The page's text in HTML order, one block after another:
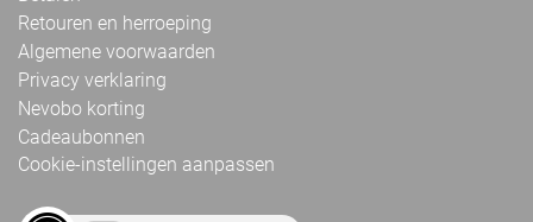
Retouren en herroeping
Algemene voorwaarden
Privacy verklaring
Nevobo korting
Cadeaubonnen
Cookie-instellingen aanpassen